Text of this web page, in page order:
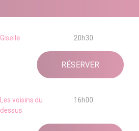
Giselle 20h30
RÉSERVER
Les voisins du
dessus
16h00